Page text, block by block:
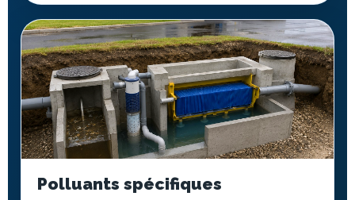
Polluants spécifiques